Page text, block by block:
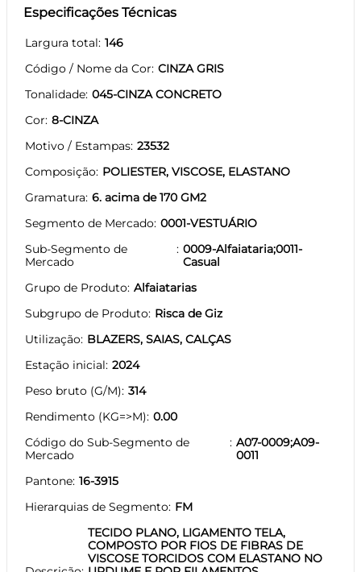
Especificações Técnicas
Largura total 146
Código / Nome da Cor CINZA GRIS
Tonalidade 045-CINZA CONCRETO
Cor 8-CINZA
Motivo / Estampas 23532
Composição POLIESTER, VISCOSE, ELASTANO
Gramatura 6. acima de 170 GM2
Segmento de Mercado 0001-VESTUÁRIO
Sub-Segmento de
Mercado
0009-Alfaiataria;0011-
Casual
Grupo de Produto Alfaiatarias
Subgrupo de Produto Risca de Giz
Utilização BLAZERS, SAIAS, CALÇAS
Estação inicial 2024
Peso bruto (G/M) 314
Rendimento (KG=>M) 0.00
Código do Sub-Segmento de
Mercado
A07-0009;A09-
0011
Pantone 16-3915
Hierarquias de Segmento FM
TECIDO PLANO, LIGAMENTO TELA,
COMPOSTO POR FIOS DE FIBRAS DE
VISCOSE TORCIDOS COM ELASTANO NO